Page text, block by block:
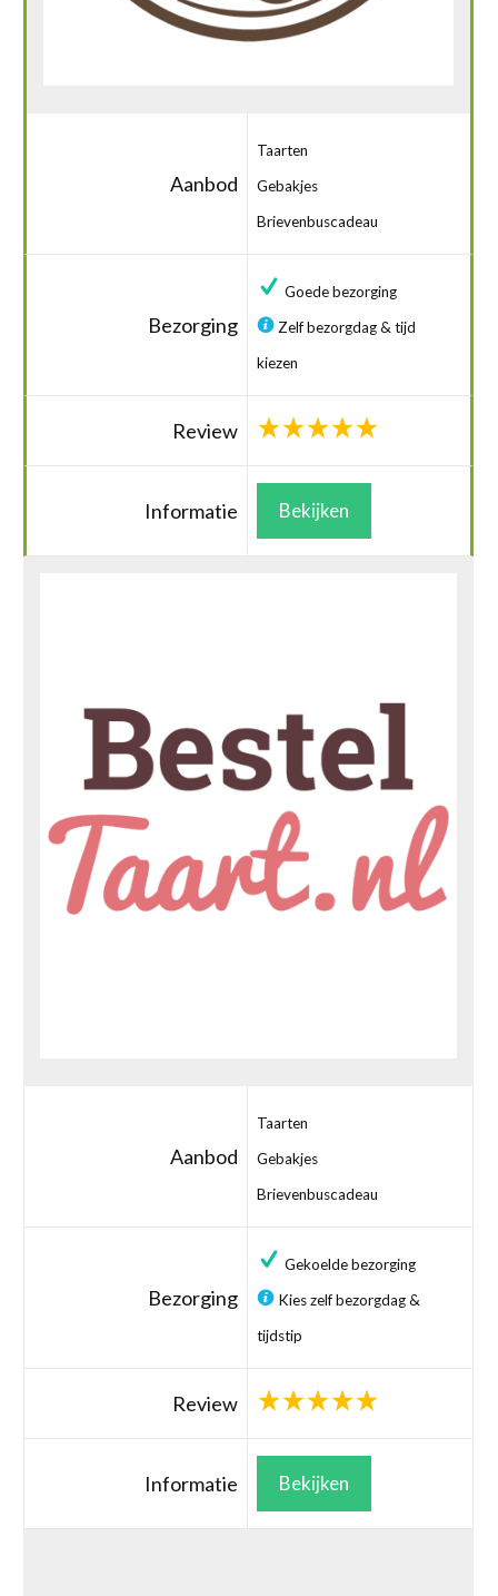
Aanbod
Taarten
Gebakjes
Brievenbuscadeau
Bezorging
Goede bezorging
Zelf bezorgdag & tijd
kiezen
Review
Informatie Bekijken
Aanbod
Taarten
Gebakjes
Brievenbuscadeau
Bezorging
Gekoelde bezorging
Kies zelf bezorgdag &
tijdstip
Review
Informatie Bekijken